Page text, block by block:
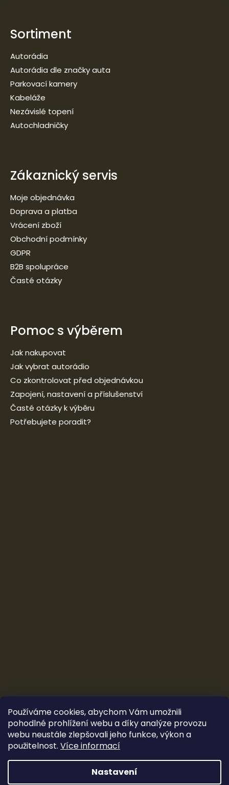
Používáme cookies, abychom Vám umožnili
pohodlné prohlížení webu a díky analýze provozu
webu neustále zlepšovali jeho funkce, výkon a
použitelnost. Více informací
Nastavení
Sortiment
Autorádia
Autorádia dle značky auta
Parkovací kamery
Kabeláže
Nezávislé topení
Autochladničky
Zákaznický servis
Moje objednávka
Doprava a platba
Vrácení zboží
Obchodní podmínky
GDPR
B2B spolupráce
Časté otázky
Pomoc s výběrem
Jak nakupovat
Jak vybrat autorádio
Co zkontrolovat před objednávkou
Zapojení, nastavení a příslušenství
Časté otázky k výběru
Potřebujete poradit?
Vytvořil Shoptet&Ludec